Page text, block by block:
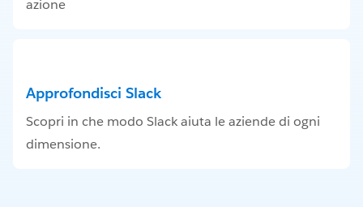
azione
Approfondisci Slack
Scopri in che modo Slack aiuta le aziende di ogni
dimensione.